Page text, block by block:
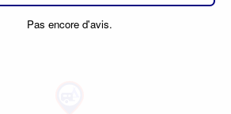
Pas encore d'avis.